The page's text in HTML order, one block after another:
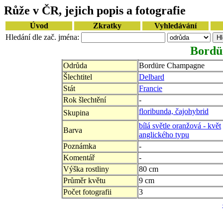
Růže v ČR, jejich popis a fotografie
Úvod Zkratky
Vyhledávání
Hledání dle zač. jména:
Odrůda
Bordüre Champagne
Šlechtitel
Delbard
Stát
Francie
Rok šlechtění
-
Skupina
floribunda, čajohybrid
Barva
bílá světle oranžová - květ
anglického typu
Poznámka
-
Komentář
-
Výška rostliny
80 cm
Průměr květu
9 cm
Počet fotografii
3